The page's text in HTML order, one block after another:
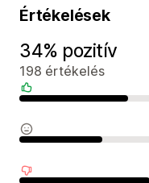
Értékelések
34% pozitív
198 értékelés
Pozitív értékelések
Semleges értékelések